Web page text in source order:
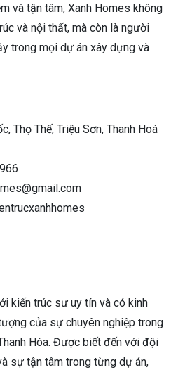
và tận tâm, Xanh Homes không
và nội thất, mà còn là người
trong mọi dự án xây dựng và
Thọ Thế, Triệu Sơn, Thanh Hoá
kiến trúc sư uy tín và có kinh
của sự chuyên nghiệp trong
Hóa. Được biết đến với đội
sự tận tâm trong từng dự án,